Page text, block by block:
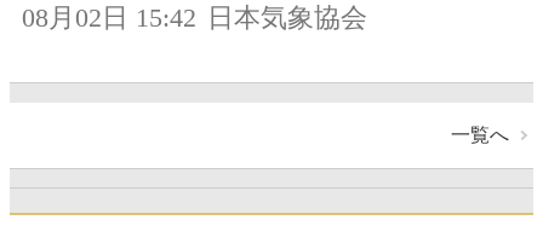
08月02日 15:42 日本気象協会
一覧へ